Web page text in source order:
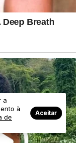
a
à
de
Aceitar